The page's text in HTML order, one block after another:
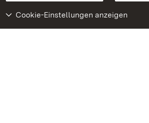
Cookie-Einstellungen anzeigen
Weiteres